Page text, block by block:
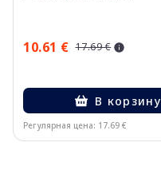
10.61 € 17.69 €
В корзину
Регулярная цена: 17.69 €